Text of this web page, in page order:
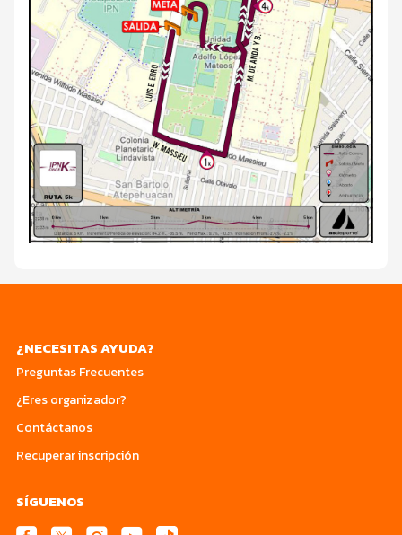
¿NECESITAS AYUDA?
Preguntas Frecuentes
¿Eres organizador?
Contáctanos
Recuperar inscripción
SÍGUENOS